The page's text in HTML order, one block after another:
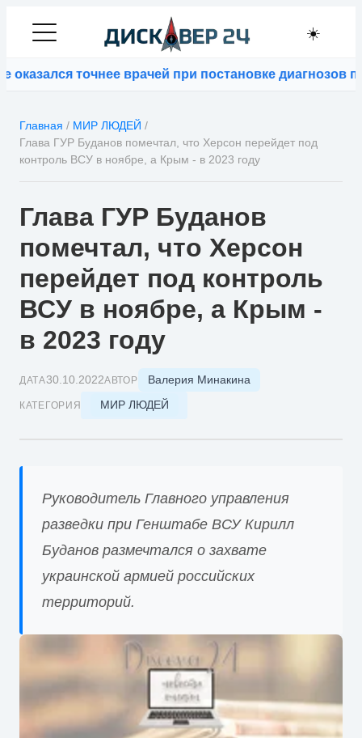
☀️
точнее врачей при постановке диагнозов по
Главная / МИР ЛЮДЕЙ /
Глава ГУР Буданов помечтал, что Херсон перейдет под
контроль ВСУ в ноябре, а Крым - в 2023 году
Глава ГУР Буданов
помечтал, что Херсон
перейдет под контроль
ВСУ в ноябре, а Крым -
в 2023 году
ДАТА30.10.2022АВТОР Валерия Минакина
КАТЕГОРИЯ МИР ЛЮДЕЙ
Руководитель Главного управления
разведки при Генштабе ВСУ Кирилл
Буданов размечтался о захвате
украинской армией российских
территорий.